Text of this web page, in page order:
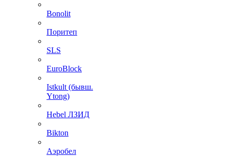
Bonolit
Поритеп
SLS
EuroBlock
Istkult (бывш.
Ytong)
Hebel ЛЗИД
Bikton
Аэробел